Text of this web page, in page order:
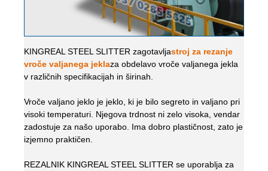
KINGREAL STEEL SLITTER zagotavljastroj za rezanje
vroče valjanega jeklaza obdelavo vroče valjanega jekla
v različnih specifikacijah in širinah.
Vroče valjano jeklo je jeklo, ki je bilo segreto in valjano pri
visoki temperaturi. Njegova trdnost ni zelo visoka, vendar
zadostuje za našo uporabo. Ima dobro plastičnost, zato je
izjemno praktičen.
REZALNIK KINGREAL STEEL SLITTER se uporablja za